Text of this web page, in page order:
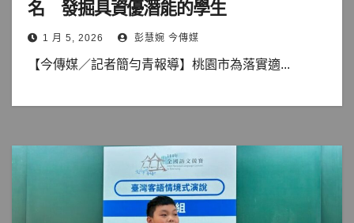
名 發掘具資優潛能的學生
1 月 5, 2026 彭慧婉 今傳媒
【今傳媒／記者簡勻青報導】桃園市為落實適...